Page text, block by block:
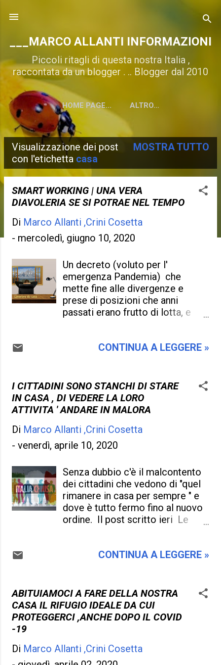
___MARCO ALLANTI INFORMAZIONI
Piccoli ritagli di questa nostra Italia ,
raccontata da un blogger . .. Blogger dal 2010
HOME PAGE... ALTRO…
P
o
Visualizzazione dei post
con l'etichetta casa
MOSTRA TUTTO
SMART WORKING | UNA VERA
DIAVOLERIA SE SI POTRAE NEL TEMPO
Di Marco Allanti ,Crini Cosetta
- mercoledì, giugno 10, 2020
Un decreto (voluto per l'
emergenza Pandemia) che
mette fine alle divergenze e
prese di posizioni che anni
passati erano frutto di lotta, e
mai. Ma sto parlando dello Smart
lavorare da casa, e in questo
modo non c'è da timbrare il
cartellino, non c'è da fare la fila
si può prendere l' auto per recarsi
al lavoro , insomma è tutto più
di soldi, e tutto questo il governo
l' ha studiato e voluto per far
contenti chi dal lavoro non si
ammazzava di certo !. È noto che
nella pubblica amministrazione
c'è più gente che non fa niente
(oppure fa finta) e se prima erano
quasi liberi e avere carta bianca,
assoluta e porteranno sempre lo
stipendio mensile a casa, stando
in mutande oppure sul divano, e
CONTINUA A LEGGERE »
I CITTADINI SONO STANCHI DI STARE
IN CASA , DI VEDERE LA LORO
ATTIVITA ' ANDARE IN MALORA
Di Marco Allanti ,Crini Cosetta
- venerdì, aprile 10, 2020
Senza dubbio c'è il malcontento
dei cittadini che vedono di "quel
rimanere in casa per sempre " e
dove è tutto fermo fino al nuovo
ordine. Il post scritto ieri Le
cittadini e come gli imprenditori
vogliono chiarezza, date ben
precise, e più considerazione. Si
rischia davvero la rivolta , è
normale che le persone si
clausura, vogliono uscire di casa
e per farlo alzano pure la voce se
CONTINUA A LEGGERE »
ABITUIAMOCI A FARE DELLA NOSTRA
CASA IL RIFUGIO IDEALE DA CUI
PROTEGGERCI ,ANCHE DOPO IL COVID
-19
Di Marco Allanti ,Crini Cosetta